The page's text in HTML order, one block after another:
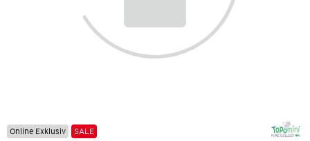
Online Exklusiv SALE